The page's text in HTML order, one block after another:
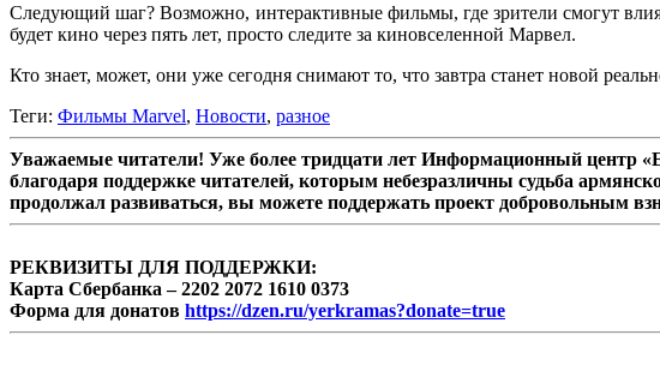
Следующий шаг? Возможно, интерактивные фильмы, где зрители смогут
будет кино через пять лет, просто следите за киновселенной Марвел.
Кто знает, может, они уже сегодня снимают то, что завтра станет новой
Теги: Фильмы Marvel, Новости, разное
Уважаемые читатели! Уже более тридцати лет Информационный центр
благодаря поддержке читателей, которым небезразличны судьба
продолжал развиваться, вы можете поддержать проект добровольным
РЕКВИЗИТЫ ДЛЯ ПОДДЕРЖКИ:
Карта Сбербанка – 2202 2072 1610 0373
Форма для донатов https://dzen.ru/yerkramas?donate=true